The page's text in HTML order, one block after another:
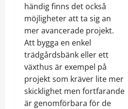
händig finns det också
möjligheter att ta sig an
mer avancerade projekt.
Att bygga en enkel
trädgårdsbänk eller ett
växthus är exempel på
projekt som kräver lite mer
skicklighet men fortfarande
är genomförbara för de